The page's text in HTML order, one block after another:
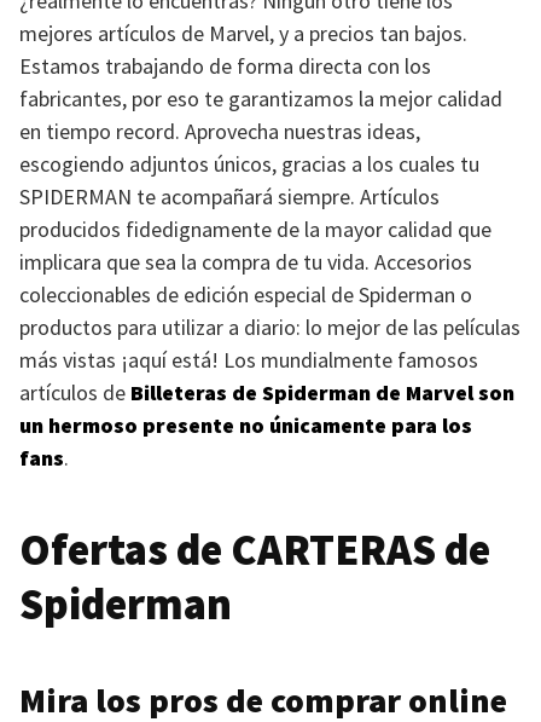
mejores artículos de Marvel, y a precios tan bajos.
Estamos trabajando de forma directa con los
fabricantes, por eso te garantizamos la mejor calidad
en tiempo record. Aprovecha nuestras ideas,
escogiendo adjuntos únicos, gracias a los cuales tu
SPIDERMAN te acompañará siempre. Artículos
producidos fidedignamente de la mayor calidad que
implicara que sea la compra de tu vida. Accesorios
coleccionables de edición especial de Spiderman o
productos para utilizar a diario: lo mejor de las películas
más vistas ¡aquí está! Los mundialmente famosos
artículos de Billeteras de Spiderman de Marvel son
un hermoso presente no únicamente para los
fans.
Ofertas de CARTERAS de
Spiderman
Mira los pros de comprar online